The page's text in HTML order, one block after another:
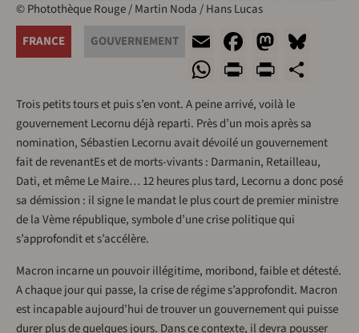
© Photothèque Rouge / Martin Noda / Hans Lucas
FRANCE
GOUVERNEMENT EmailFacebook
WhatsApp
Print
Trois petits tours et puis s’en vont. A peine arrivé, voilà le
gouvernement Lecornu déjà reparti. Près d’un mois après sa
nomination, Sébastien Lecornu avait dévoilé un gouvernement
fait de revenantEs et de morts-vivants : Darmanin, Retailleau,
Dati, et même Le Maire… 12 heures plus tard, Lecornu a donc posé
sa démission : il signe le mandat le plus court de premier ministre
de la Vème république, symbole d’une crise politique qui
s’approfondit et s’accélère.
Macron incarne un pouvoir illégitime, moribond, faible et détesté.
A chaque jour qui passe, la crise de régime s’approfondit. Macron
est incapable aujourd’hui de trouver un gouvernement qui puisse
durer plus de quelques jours. Dans ce contexte, il devra pousser